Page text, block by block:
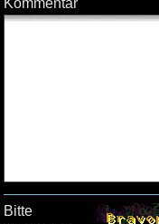
Kommentar
Bitte